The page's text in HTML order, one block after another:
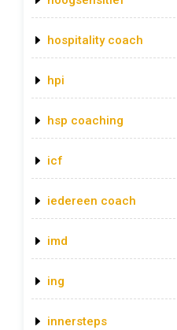
hospitality coach
hpi
hsp coaching
icf
iedereen coach
imd
ing
innersteps